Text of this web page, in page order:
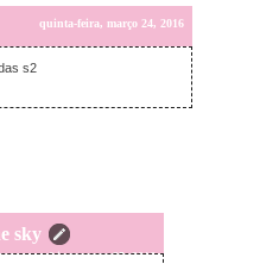
quinta-feira, março 24, 2016
s2
sky
sexta-feira, março 25, 2016